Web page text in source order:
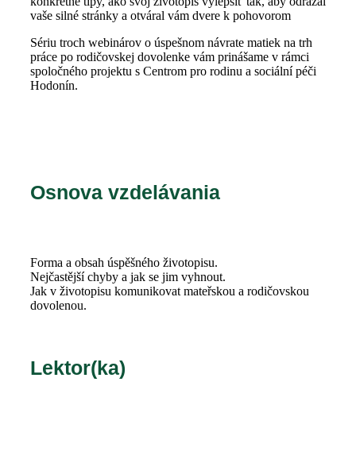
vaše silné stránky a otváral vám dvere k pohovorom
Sériu troch webinárov o úspešnom návrate matiek na trh
práce po rodičovskej dovolenke vám prinášame v rámci
spoločného projektu s Centrom pro rodinu a sociální péči
Hodonín.
Osnova vzdelávania
Forma a obsah úspěšného životopisu.
Nejčastější chyby a jak se jim vyhnout.
Jak v životopisu komunikovat mateřskou a rodičovskou
dovolenou.
Lektor(ka)